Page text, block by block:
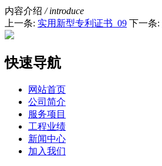
内容介绍 / introduce
上一条: 实用新型专利证书_09 下一条:
快速导航
网站首页
公司简介
服务项目
工程业绩
新闻中心
加入我们